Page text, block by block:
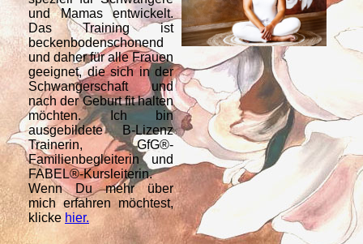
und Mamas entwickelt.
Das Training ist
beckenbodenschonend
und daher für alle Frauen
geeignet, die sich in der
Schwangerschaft und
nach der Geburt fit halten
möchten. Ich bin
ausgebildete B-Lizenz
Trainerin, GfG®-
Familienbegleiterin und
FABEL®-Kursleiterin.
Wenn Du mehr über
mich erfahren möchtest,
klicke hier.